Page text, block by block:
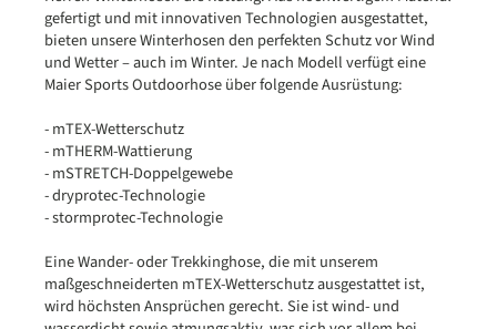
gefertigt und mit innovativen Technologien ausgestattet,
bieten unsere Winterhosen den perfekten Schutz vor Wind
und Wetter – auch im Winter. Je nach Modell verfügt eine
Maier Sports Outdoorhose über folgende Ausrüstung:
- mTEX-Wetterschutz
- mTHERM-Wattierung
- mSTRETCH-Doppelgewebe
- dryprotec-Technologie
- stormprotec-Technologie
Eine Wander- oder Trekkinghose, die mit unserem
maßgeschneiderten mTEX-Wetterschutz ausgestattet ist,
wird höchsten Ansprüchen gerecht. Sie ist wind- und